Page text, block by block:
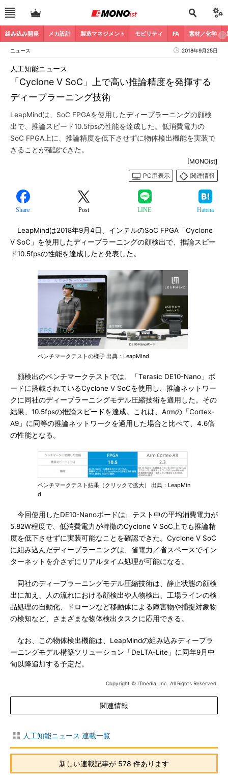
組み込み開発 メカ設計 製造マネジメント モビリティ FA 素材／化学
ニュース 2018年9月25日
「Cyclone V SoC」上で高い推論精度を発揮する
ディープラーニング技術
人工知能ニュース
LeapMindは、SoC FPGAを使用したディープラーニングの顔検
出で、推論スピード10.5fpsの性能を達成した。低消費電力の
SoC FPGA上に、推論精度を低下させずに物体検出機能を実装で
きることが確認できた。
[MONOist]
PC用表示
関連情報
Share Post LINE Hatena
LeapMindは2018年9月4日、インテルのSoC FPGA「Cyclone
V SoC」を使用したディープラーニングの顔検出で、推論スピー
ド10.5fpsの性能を達成したと発表した。
ベンチマークテストの様子 出典：LeapMind
顔検出のベンチマークテストでは、「Terasic DE10-Nano」ボ
ードに搭載されているCyclone V SoCを使用し、推論ネットワー
クに同社のディープラーニングモデル圧縮技術を適用した。その
結果、10.5fpsの推論スピードを達成。これは、Armの「Cortex-
A9」に同等の推論ネットワークを適用した場合と比べて、4.6倍
の性能となる。
ベンチマークテスト結果（クリックで拡大） 出典：LeapMin
d
今回使用したDE10-Nanoボードは、テスト中の平均消費電力が
5.82W程度で、低消費電力が特徴のCyclone V SoC上でも推論精
度を低下させずに実装可能なことを確認できた。Cyclone V SoC
に組み込んだディープラーニングは、省電力／省スペースでイン
ターネットを介さずにリアルタイム処理が可能になる。
同社のディープラーニングモデル圧縮技術は、静止状態の顔検
出に加え、人の流れにおける顔検出や人物検出、工場ラインの検
品処理の自動化、ドローンなど移動体による障害物や捕捉対象物
の検知など、さまざまな物体検出タスクに応用できる。
なお、この物体検出機能は、LeapMindの組み込みディープラ
ーニングモデル構築ソリューション「DeLTA-Lite」に同年9月中
旬以降追加する予定だ。
Copyright © ITmedia, Inc. All Rights Reserved.
関連情報
人工知能ニュース 連載一覧
新しい連載記事が 578 件あります